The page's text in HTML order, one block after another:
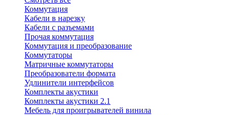
Коммутация
Кабели в нарезку
Кабели с разъемами
Прочая коммутация
Коммутация и преобразование
Коммутаторы
Матричные коммутаторы
Преобразователи формата
Удлинители интерфейсов
Комплекты акустики
Комплекты акустики 2.1
Мебель для проигрывателей винила